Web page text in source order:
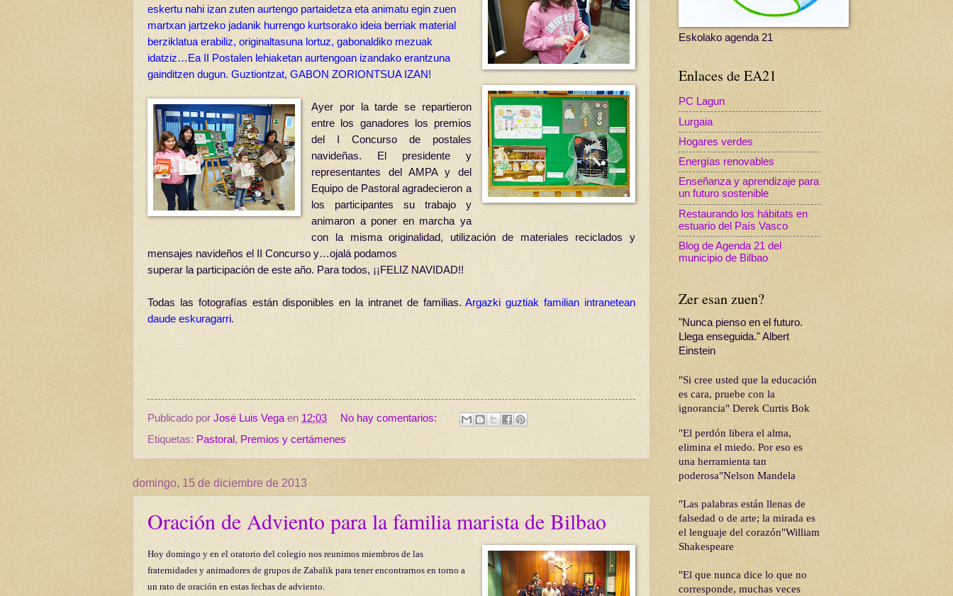
eskertu nahi izan zuten aurtengo partaidetza eta animatu egin zuen
martxan jartzeko jadanik hurrengo kurtsorako ideia berriak material
berziklatua erabiliz, originaltasuna lortuz, gabonaldiko mezuak
idatziz…Ea II Postalen lehiaketan aurtengoan izandako erantzuna
gainditzen dugun. Guztiontzat, GABON ZORIONTSUA IZAN!
Ayer por la tarde se repartieron
entre los ganadores los premios
del I Concurso de postales
navideñas. El presidente y
representantes del AMPA y del
Equipo de Pastoral agradecieron a
los participantes su trabajo y
animaron a poner en marcha ya
con la misma originalidad, utilización de materiales reciclados y
mensajes navideños el II Concurso y…ojalá podamos
superar la participación de este año. Para todos, ¡¡FELIZ NAVIDAD!!
Todas las fotografías están disponibles en la intranet de familias.Argazki guztiak familian intranetean
daude eskuragarri.
Publicado por José Luis Vega en 12:03
No hay comentarios:
Etiquetas: Pastoral , Premios y certámenes
domingo, 15 de diciembre de 2013
Oración de Adviento para la familia marista de Bilbao
Hoy domingo y en el oratorio del colegio nos reunimos miembros de las
fraternidades y animadores de grupos de Zabalik para tener encontrarnos en torno a
un rato de oración en estas fechas de adviento.
Eskolako agenda 21
Enlaces de EA21
PC Lagun
Lurgaia
Hogares verdes
Energías renovables
Enseñanza y aprendizaje para
un futuro sostenible
Restaurando los hábitats en
estuario del País Vasco
Blog de Agenda 21 del
municipio de Bilbao
Zer esan zuen?
"Nunca pienso en el futuro.
Llega enseguida." Albert
Einstein
"Si cree usted que la educación
es cara, pruebe con la
ignorancia" Derek Curtis Bok
"El perdón libera el alma,
elimina el miedo. Por eso es
una herramienta tan
poderosa"Nelson Mandela
"Las palabras están llenas de
falsedad o de arte; la mirada es
el lenguaje del corazón"William
Shakespeare
"El que nunca dice lo que no
corresponde, muchas veces